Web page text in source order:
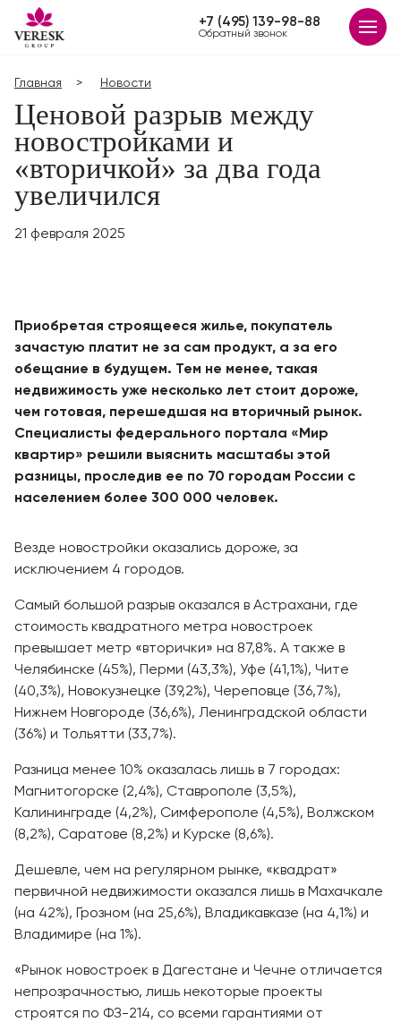
+7 (495) 139-98-88
Обратный звонок
Главная Новости
Ценовой разрыв между
новостройками и
«вторичкой» за два года
увеличился
21 февраля 2025
Приобретая строящееся жилье, покупатель
зачастую платит не за сам продукт, а за его
обещание в будущем. Тем не менее, такая
недвижимость уже несколько лет стоит дороже,
чем готовая, перешедшая на вторичный рынок.
Специалисты федерального портала «Мир
квартир» решили выяснить масштабы этой
разницы, проследив ее по 70 городам России с
населением более 300 000 человек.
Везде новостройки оказались дороже, за
исключением 4 городов.
Самый большой разрыв оказался в Астрахани, где
стоимость квадратного метра новостроек
превышает метр «вторички» на 87,8%. А также в
Челябинске (45%), Перми (43,3%), Уфе (41,1%), Чите
(40,3%), Новокузнецке (39,2%), Череповце (36,7%),
Нижнем Новгороде (36,6%), Ленинградской области
(36%) и Тольятти (33,7%).
Разница менее 10% оказалась лишь в 7 городах:
Магнитогорске (2,4%), Ставрополе (3,5%),
Калининграде (4,2%), Симферополе (4,5%), Волжском
(8,2%), Саратове (8,2%) и Курске (8,6%).
Дешевле, чем на регулярном рынке, «квадрат»
первичной недвижимости оказался лишь в Махачкале
(на 42%), Грозном (на 25,6%), Владикавказе (на 4,1%) и
Владимире (на 1%).
«Рынок новостроек в Дагестане и Чечне отличается
непрозрачностью, лишь некоторые проекты
строятся по ФЗ-214, со всеми гарантиями от